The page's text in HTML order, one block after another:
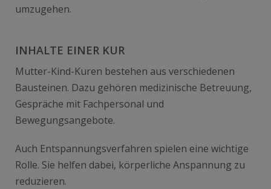
umzugehen.
INHALTE EINER KUR
Mutter-Kind-Kuren bestehen aus verschiedenen
Bausteinen. Dazu gehören medizinische Betreuung,
Gespräche mit Fachpersonal und
Bewegungsangebote.
Auch Entspannungsverfahren spielen eine wichtige
Rolle. Sie helfen dabei, körperliche Anspannung zu
reduzieren.